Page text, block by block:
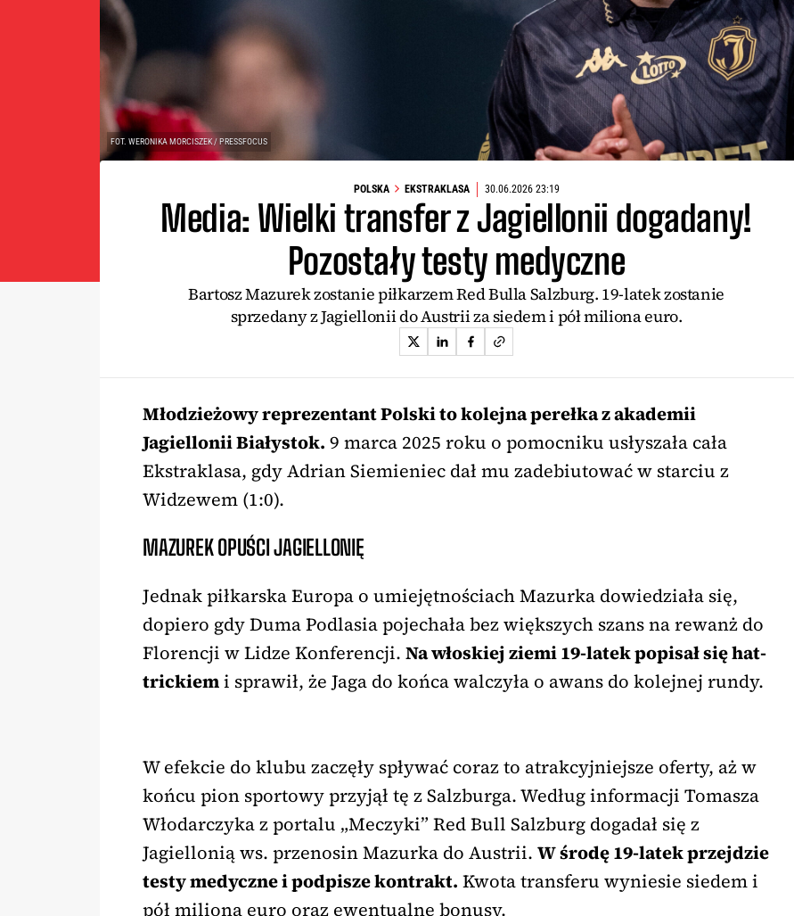
FOT. WERONIKA MORCISZEK / PRESSFOCUS
POLSKA EKSTRAKLASA 30.06.2026 23:19
Media: Wielki transfer z Jagiellonii dogadany!
Pozostały testy medyczne
Bartosz Mazurek zostanie piłkarzem Red Bulla Salzburg. 19-latek zostanie
sprzedany z Jagiellonii do Austrii za siedem i pół miliona euro.
Młodzieżowy reprezentant Polski to kolejna perełka z akademii
Jagiellonii Białystok. 9 marca 2025 roku o pomocniku usłyszała cała
Ekstraklasa, gdy Adrian Siemieniec dał mu zadebiutować w starciu z
Widzewem (1:0).
MAZUREK OPUŚCI JAGIELLONIĘ
Jednak piłkarska Europa o umiejętnościach Mazurka dowiedziała się,
dopiero gdy Duma Podlasia pojechała bez większych szans na rewanż do
Florencji w Lidze Konferencji. Na włoskiej ziemi 19-latek popisał się hat-
trickiemi sprawił, że Jaga do końca walczyła o awans do kolejnej rundy.
W efekcie do klubu zaczęły spływać coraz to atrakcyjniejsze oferty, aż w
końcu pion sportowy przyjął tę z Salzburga. Według informacji Tomasza
Włodarczyka z portalu „Meczyki” Red Bull Salzburg dogadał się z
Jagiellonią ws. przenosin Mazurka do Austrii. W środę 19-latek przejdzie
testy medyczne i podpisze kontrakt. Kwota transferu wyniesie siedem i
pół miliona euro oraz ewentualne bonusy.